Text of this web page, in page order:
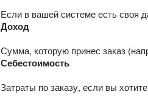
Если в вашей системе есть своя
Доход
Сумма, которую принес заказ
Себестоимость
Затраты по заказу, если вы